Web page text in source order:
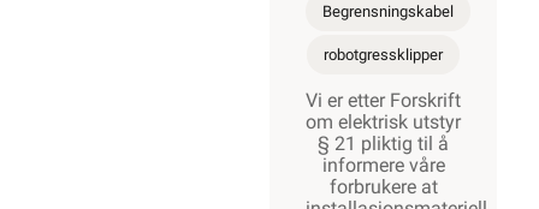
Begrensningskabel
robotgressklipper
Vi er etter Forskrift
om elektrisk utstyr
§ 21 pliktig til å
informere våre
forbrukere at